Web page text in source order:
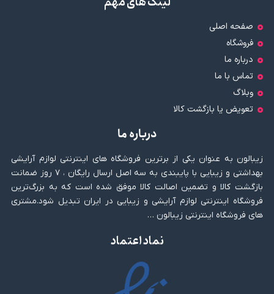
صفحه اصلی
فروشگاه
درباره ما
تماس با ما
وبلاگ
تعویض یا بازگشت کالا
درباره ما
زیبالون به عنوان یکی از برترین فروشگاه های اینترنتی لوازم آرایشی
بهداشتی و زیبایی با پایبندی به سه اصل ارسال رایگان ، ۷ روز ضمانت
بازگشت کالا و تضمین اصالت کالا موفق شده است که به بزرگ‌ترین
فروشگاه اینترنتی لوازم آرایشی و زیبایی در ایران تبدیل شود.مشتری
های فروشگاه اینترنتی زیبالون …
نماد اعتماد